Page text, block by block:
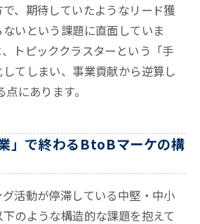
、期待していたようなリード獲
いという課題に直面していま
トピッククラスターという「手
てしまい、事業貢献から逆算し
にあります。
」で終わるBtoBマーケの構
活動が停滞している中堅・中小
のような構造的な課題を抱えて